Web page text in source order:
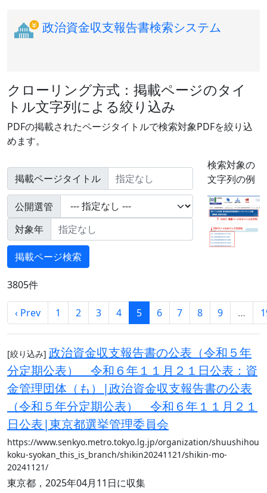
政治資金収支報告書検索システム
クローリング方式：掲載ページのタイ
トル文字列による絞り込み
PDFの掲載されたページタイトルで検索対象PDFを絞り込
めます。
掲載ページタイトル
公開選管
対象年
検索対象の
文字列の例
3805件
‹ Prev 1 2 3 4 5 6 7 8 9 …
[絞り込み] 政治資金収支報告書の公表（令和５年
分定期公表） 令和６年１１月２１日公表：資
金管理団体（も）|政治資金収支報告書の公表
（令和５年分定期公表） 令和６年１１月２１
日公表|東京都選挙管理委員会
https://www.senkyo.metro.tokyo.lg.jp/organization/shuushihou
koku-syokan_this_is_branch/shikin20241121/shikin-mo-
20241121/
東京都，2025年04月11日に収集